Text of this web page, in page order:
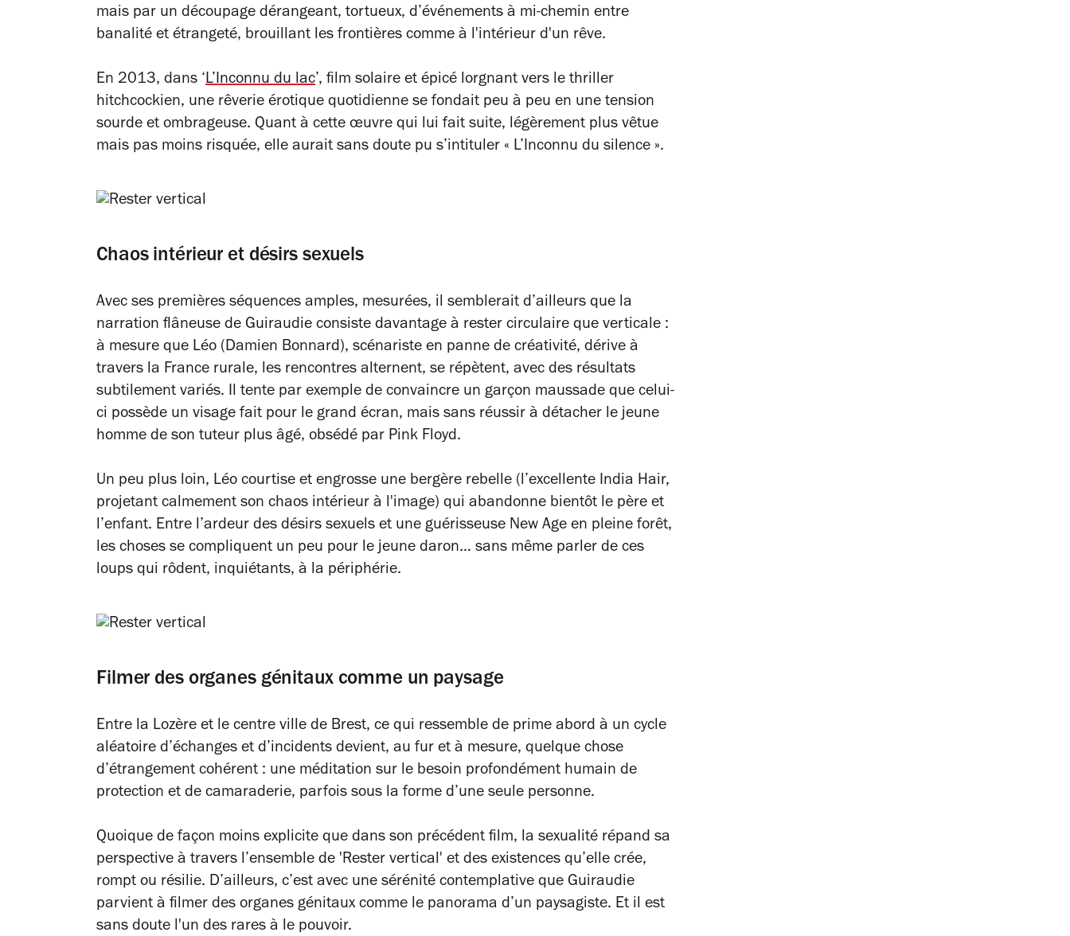
mais par un découpage dérangeant, tortueux, d’événements à mi-chemin entre
banalité et étrangeté, brouillant les frontières comme à l'intérieur d'un rêve.
En 2013, dans ‘ L’Inconnu du lac’, film solaire et épicé lorgnant vers le thriller
hitchcockien, une rêverie érotique quotidienne se fondait peu à peu en une tension
sourde et ombrageuse. Quant à cette œuvre qui lui fait suite, légèrement plus vêtue
mais pas moins risquée, elle aurait sans doute pu s’intituler « L’Inconnu du silence ».
Chaos intérieur et désirs sexuels
Avec ses premières séquences amples, mesurées, il semblerait d’ailleurs que la
narration flâneuse de Guiraudie consiste davantage à rester circulaire que verticale :
à mesure que Léo (Damien Bonnard), scénariste en panne de créativité, dérive à
travers la France rurale, les rencontres alternent, se répètent, avec des résultats
subtilement variés. Il tente par exemple de convaincre un garçon maussade que celui-
ci possède un visage fait pour le grand écran, mais sans réussir à détacher le jeune
homme de son tuteur plus âgé, obsédé par Pink Floyd.
Un peu plus loin, Léo courtise et engrosse une bergère rebelle (l’excellente India Hair,
projetant calmement son chaos intérieur à l'image) qui abandonne bientôt le père et
l’enfant. Entre l’ardeur des désirs sexuels et une guérisseuse New Age en pleine forêt,
les choses se compliquent un peu pour le jeune daron… sans même parler de ces
loups qui rôdent, inquiétants, à la périphérie.
Filmer des organes génitaux comme un paysage
Entre la Lozère et le centre ville de Brest, ce qui ressemble de prime abord à un cycle
aléatoire d’échanges et d’incidents devient, au fur et à mesure, quelque chose
d’étrangement cohérent : une méditation sur le besoin profondément humain de
protection et de camaraderie, parfois sous la forme d’une seule personne.
Quoique de façon moins explicite que dans son précédent film, la sexualité répand sa
perspective à travers l’ensemble de 'Rester vertical' et des existences qu’elle crée,
rompt ou résilie. D’ailleurs, c’est avec une sérénité contemplative que Guiraudie
parvient à filmer des organes génitaux comme le panorama d’un paysagiste. Et il est
sans doute l'un des rares à le pouvoir.